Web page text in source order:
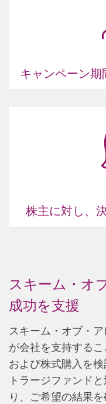
キャンペーン
株主に対し、
スキーム・オ
成功を支援
スキーム・オブ・
が会社を支持する
および株式購入を
トラージファンド
り、ご希望の結果